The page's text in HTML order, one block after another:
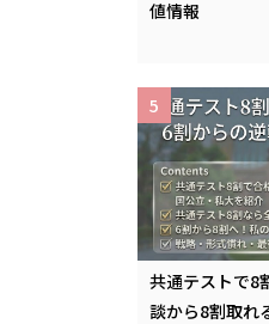
値情報
共通テストで8
談から8割取れ
5